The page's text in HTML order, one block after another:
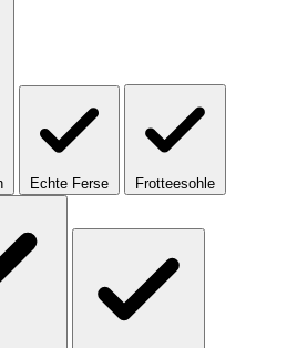
Echte Ferse Frotteesohle